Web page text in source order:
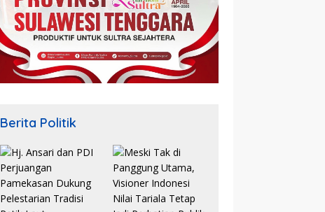
Berita Politik